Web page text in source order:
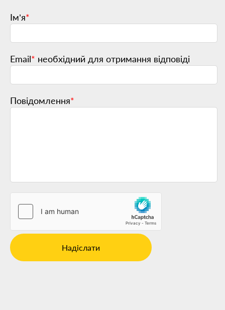
Ім’я*
Email* необхідний для отримання відповіді
Повідомлення*
Надіслати